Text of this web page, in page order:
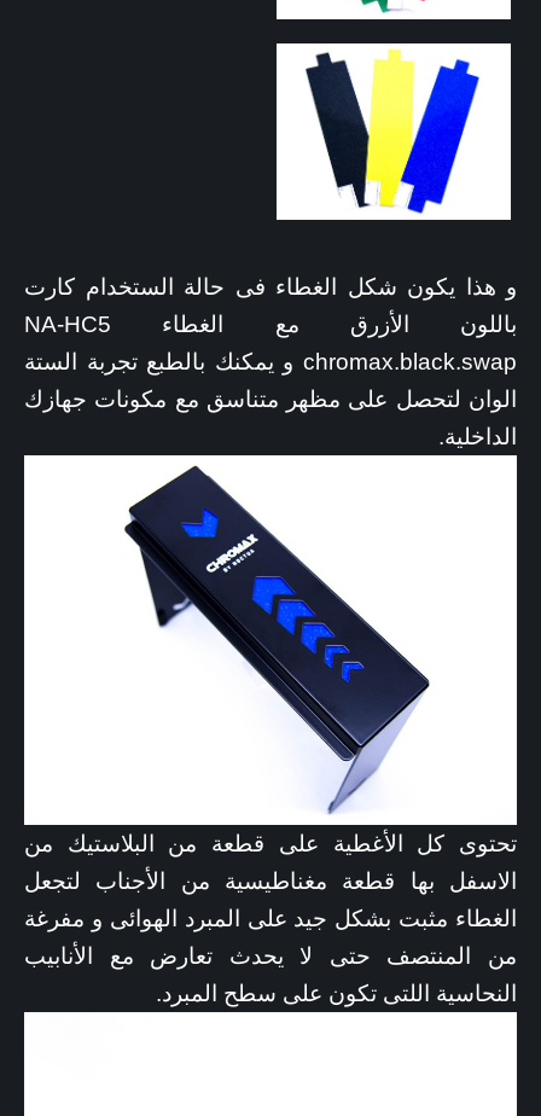
و هذا يكون شكل الغطاء فى حالة الستخدام كارت
باللون الأزرق مع الغطاء NA-HC5
chromax.black.swap و يمكنك بالطبع تجربة الستة
الوان لتحصل على مظهر متناسق مع مكونات جهازك
الداخلية.
تحتوى كل الأغطية على قطعة من البلاستيك من
الاسفل بها قطعة مغناطيسية من الأجناب لتجعل
الغطاء مثبت بشكل جيد على المبرد الهوائى و مفرغة
من المنتصف حتى لا يحدث تعارض مع الأنابيب
النحاسية اللتى تكون على سطح المبرد.